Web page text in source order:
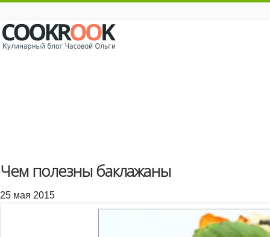
Чем полезны баклажаны
25 мая 2015